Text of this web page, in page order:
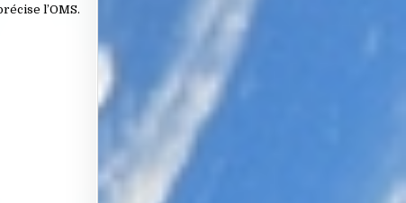
l’OMS.